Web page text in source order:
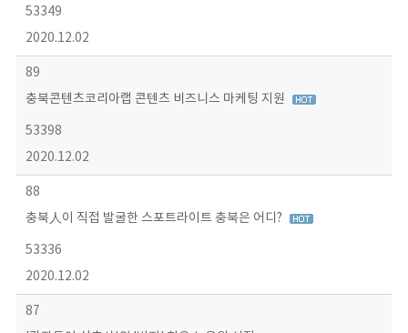
53349
2020.12.02
89
충북콘텐츠코리아랩 콘텐츠 비즈니스 마케팅 지원
53398
2020.12.02
88
충북人이 직접 발굴한 스포트라이트 충북은 어디?
53336
2020.12.02
87